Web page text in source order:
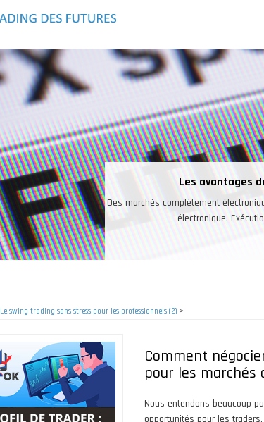
Une
Les investisseurs peuvent trader
marchés ainsi que sur le
Le swing trading sans stress pour les professionnels (2) >
Comment
pour les marchés
Nous entendons beaucoup
opportunités pour les